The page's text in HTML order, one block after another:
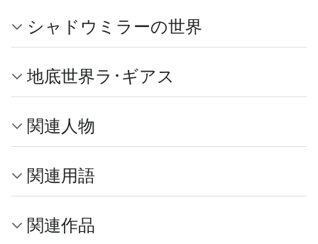
シャドウミラーの世界
地底世界ラ･ギアス
関連人物
関連用語
関連作品